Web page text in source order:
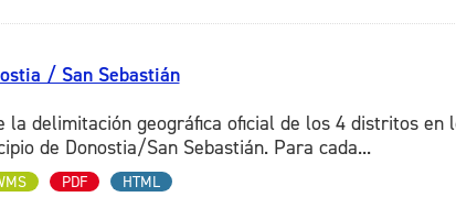
/ San Sebastián
la delimitación geográfica oficial de los 4 distritos en
de Donostia/San Sebastián. Para cada...
PDF HTML